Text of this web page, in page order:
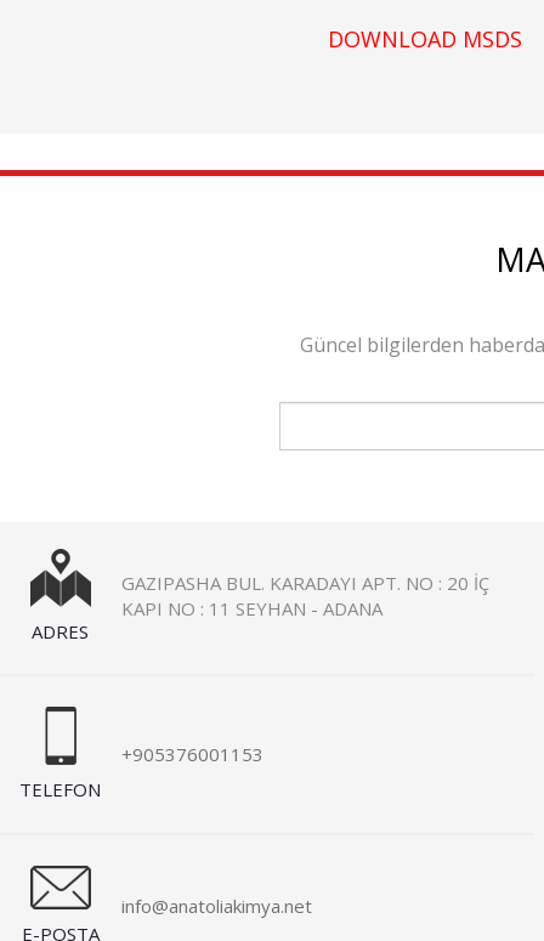
DOWNLOAD MSDS
Güncel bilgilerden
ADRES
GAZIPASHA BUL. KARADAYI APT. NO : 20 İÇ
KAPI NO : 11 SEYHAN - ADANA
TELEFON
+905376001153
E-POSTA
info@anatoliakimya.net